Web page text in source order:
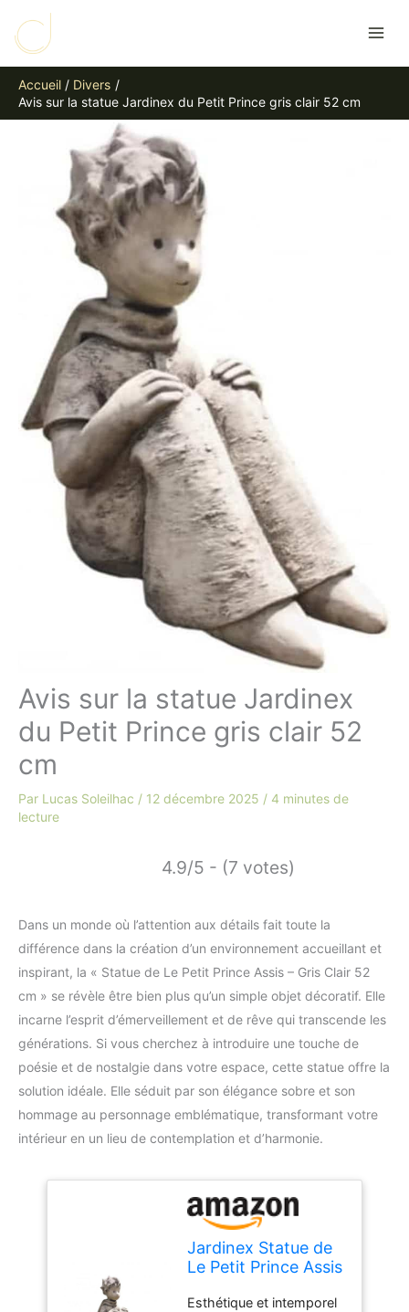
contenu
Accueil
Divers
Avis sur la statue Jardinex du Petit Prince gris clair 52 cm
Avis sur la statue Jardinex
du Petit Prince gris clair 52
cm
Par Lucas Soleilhac / 12 décembre 2025 / 4 minutes de
lecture
4.9/5 - (7 votes)
Dans un monde où l’attention aux détails fait toute la
différence dans la création d’un environnement accueillant et
inspirant, la « Statue de Le Petit Prince Assis – Gris Clair 52
cm » se révèle être bien plus qu’un simple objet décoratif. Elle
incarne l’esprit d’émerveillement et de rêve qui transcende les
générations. Si vous cherchez à introduire une touche de
poésie et de nostalgie dans votre espace, cette statue offre la
solution idéale. Elle séduit par son élégance sobre et son
hommage au personnage emblématique, transformant votre
intérieur en un lieu de contemplation et d’harmonie.
Jardinex Statue de
Le Petit Prince Assis
Esthétique et intemporel
e
h